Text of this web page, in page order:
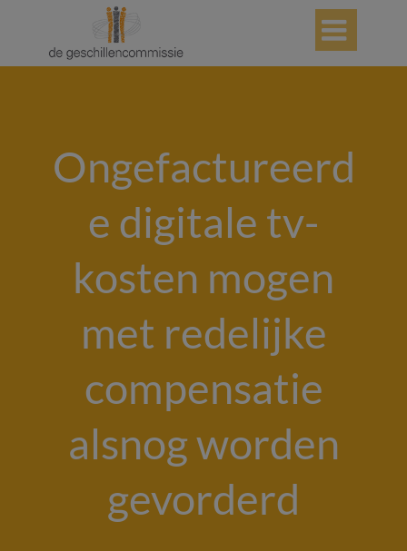

Ongefactureerd
e digitale tv-
kosten mogen
met redelijke
compensatie
alsnog worden
gevorderd